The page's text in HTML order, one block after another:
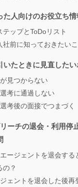
た人向けのお役立ち情
テップとToDoリスト
社前に知っておきたいこ
いたときに見直したい
見つからない
考に通過しない
考後の面接でつまづく
リーチの退会・利用停
ージェントを退会する
の？
ェントを退会した後再